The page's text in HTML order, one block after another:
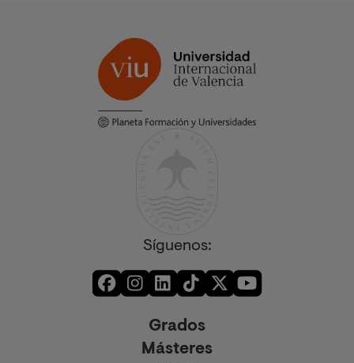
Síguenos:
Grados
Másteres